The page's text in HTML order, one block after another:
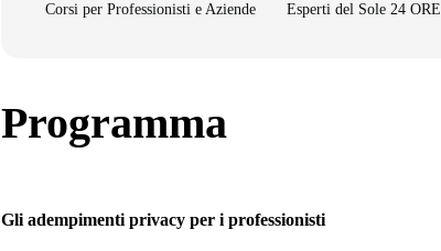
Corsi per Professionisti e Aziende Esperti del Sole 24 ORE
Programma
Gli adempimenti privacy per i professionisti